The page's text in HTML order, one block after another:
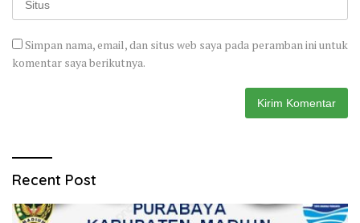
Simpan nama, email, dan situs web saya pada peramban ini untuk
komentar saya berikutnya.
Recent Post